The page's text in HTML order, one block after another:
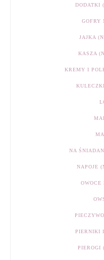
DODATKI
GOFRY
JAJKA
KASZA
KREMY I
NA
NAPOJE
OWOCE
PIERNIKI
PIEROGI